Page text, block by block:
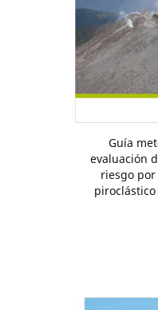
Guía
evaluación
riesgo